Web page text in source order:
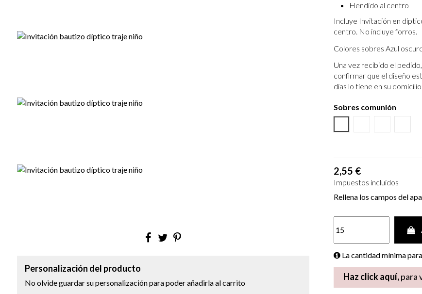
Personalización del producto
No olvide guardar su personalización para poder añadirla al carrito
Hendido al centro
Incluye Invitación en
centro. No incluye forros.
Colores sobres Azul
Una vez recibido el
confirmar que el diseño
días lo tiene en su
Sobres comunión
2,55 €
Impuestos incluidos
Rellena los campos del
La cantidad mínima
Haz click aquí,para